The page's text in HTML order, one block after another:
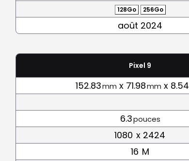
128Go 256Go
août 2024
Pixel 9
152.83mm x 71.98mm x 8.54
6.3pouces
1080 x 2424
16 M